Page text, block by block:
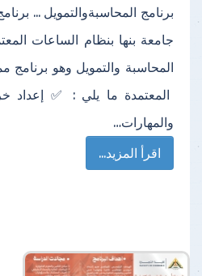
برنامج المحاسبةوالتمويل ...
جامعة بنها بنظام الساعات
المحاسبة والتمويل وهو برنامج
المعتمدة ما يلي : ✅️ إعداد
والمهارات…
اقرأ المزيد...